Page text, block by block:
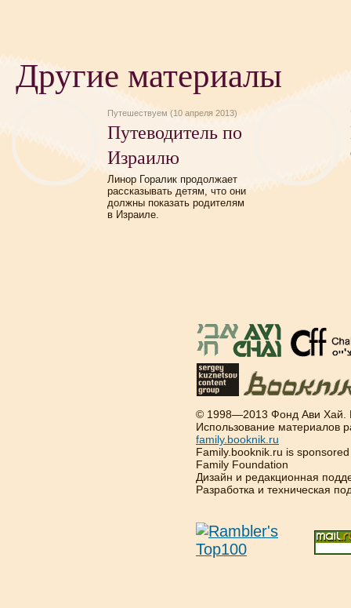
Другие материалы
Путешествуем (10 апреля 2013)
Путеводитель по
Израилю
Линор Горалик продолжает
рассказывать детям, что они
должны показать родителям
в Израиле.
© 1998—2013 Фонд Ави Хай.
Использование материалов
family.booknik.ru
Family.booknik.ru is
Family Foundation
Дизайн и редакционная
Разработка и техническая